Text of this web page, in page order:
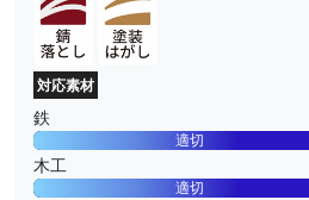
対応素材
鉄
適切
木工
適切